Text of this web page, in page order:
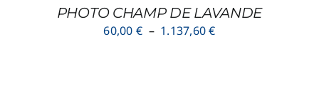
SUR
LA
PAGE
PHOTO CHAMP DE LAVANDE
60,00 € – 1.137,60€Plage